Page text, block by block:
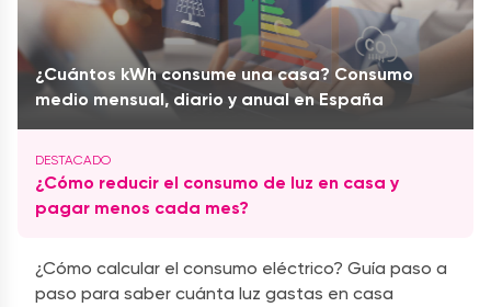
¿Cuántos kWh consume una casa? Consumo
medio mensual, diario y anual en España
¿Cómo reducir el consumo de luz en casa y
pagar menos cada mes?
¿Cómo calcular el consumo eléctrico? Guía paso a
paso para saber cuánta luz gastas en casa